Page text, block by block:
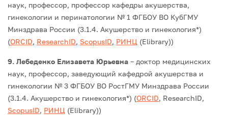
наук, профессор, профессор кафедры акушерства,
гинекологии и перинатологии № 1 ФГБОУ ВО КубГМУ
Минздрава России (3.1.4. Акушерство и гинекология*)
(ORCID, ResearchID, ScopusID, РИНЦ (Elibrary))
9. Лебеденко Елизавета Юрьевна – доктор медицинских
наук, профессор, заведующий кафедрой акушерства и
гинекологии № 3 ФГБОУ ВО РостГМУ Минздрава России
(3.1.4. Акушерство и гинекология*) (ORCID, ResearchID,
ScopusID, РИНЦ (Elibrary))